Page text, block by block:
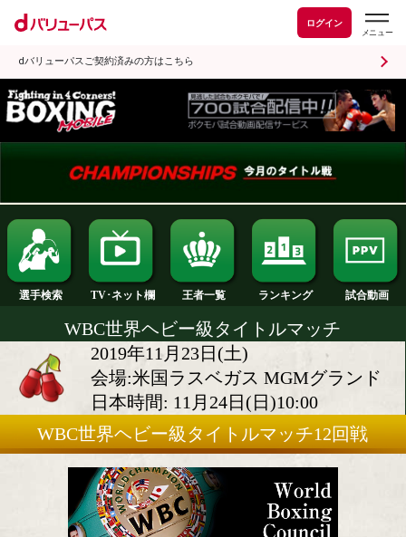
ログイン
dバリューパスご契約済みの方はこちら
選手検索 TV･ネット欄 王者一覧 ランキング
WBC世界ヘビー級タイトルマッ
2019年11月23日(土)
会場:米国ラスベガス MGMグ
日本時間: 11月24日(日)10:00
WBC世界ヘビー級タイトルマッチ